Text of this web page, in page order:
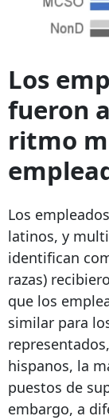
Los
fueron
ritmo
Los
latinos, y
identifican
razas)
que los
similar para
hispanos, la
puestos de
embargo, a